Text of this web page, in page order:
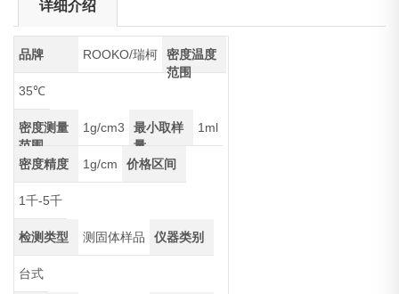
详细介绍
品牌 ROOKO/瑞柯
密度温度
范围
35℃
密度测量
范围
1g/cm3
最小取样
量
1ml
密度精度 1g/cm 价格区间
1千-5千
检测类型 测固体样品 仪器类别
台式